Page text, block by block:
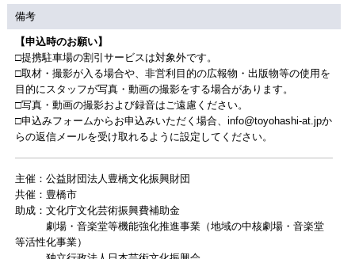
備考
【申込時のお願い】
□提携駐車場の割引サービスは対象外です。
□取材・撮影が入る場合や、非営利目的の広報物・出版物等の使用を
目的にスタッフが写真・動画の撮影をする場合があります。
□写真・動画の撮影および録音はご遠慮ください。
□申込みフォームからお申込みいただく場合、info@toyohashi-at.jpか
らの返信メールを受け取れるように設定してください。
主催：公益財団法人豊橋文化振興財団
共催：豊橋市
助成：文化庁文化芸術振興費補助金
劇場・音楽堂等機能強化推進事業（地域の中核劇場・音楽堂
等活性化事業）